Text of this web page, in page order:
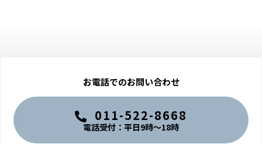
お電話でのお問い合わせ
011-522-8668
電話受付：平日9時〜18時